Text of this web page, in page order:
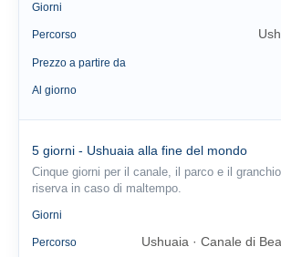
Giorni
Percorso
Prezzo a partire da
Al giorno
5 giorni - Ushuaia alla fine del mondo
Cinque giorni per il canale, il parco e il
riserva in caso di maltempo.
Giorni
Percorso Ushuaia · Canale di